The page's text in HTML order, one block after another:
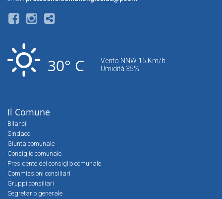
30° C
Vento NNW 15 Km/h
Umidità 35%
Il Comune
Bilanci
Sindaco
Giunta comunale
Consiglio comunale
Presidente del consiglio comunale
Commissioni consiliari
Gruppi consiliari
Segretario generale